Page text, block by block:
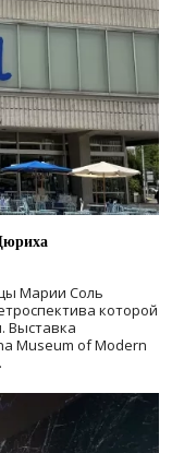
Марии Соль
которой
Выставка
Museum of Modern